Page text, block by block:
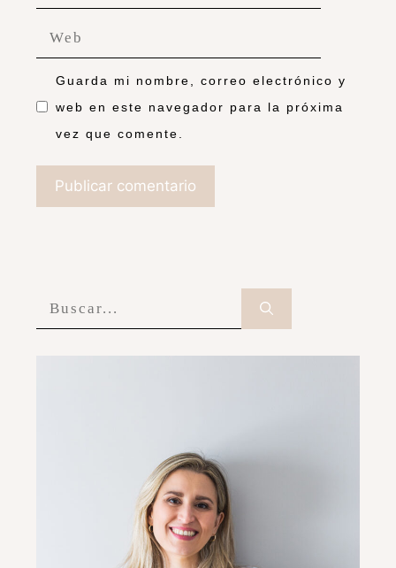
Guarda mi nombre, correo electrónico y
web en este navegador para la próxima
vez que comente.